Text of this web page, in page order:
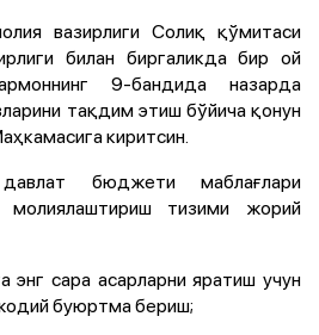
вазирлиги Солиқ қўмитаси
билан биргаликда бир ой
9-бандида назарда
тақдим этиш бўйича қонун
киритсин.
бюджети маблағлари
тизими жорий
энг сара асарларни яратиш учун
буюртма бериш;